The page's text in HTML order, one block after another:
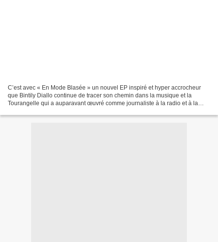
C’est avec « En Mode Blasée » un nouvel EP inspiré et hyper accrocheur
que Bintily Diallo continue de tracer son chemin dans la musique et la
Tourangelle qui a auparavant œuvré comme journaliste à la radio et à la